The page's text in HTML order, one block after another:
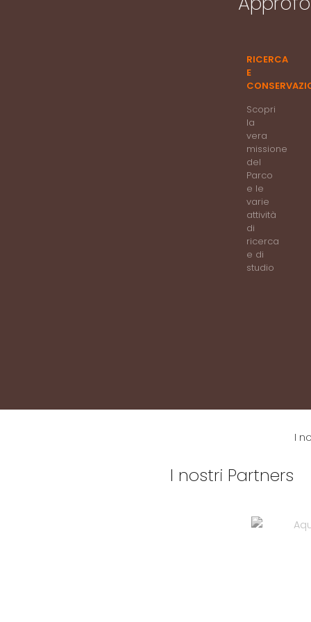
RICERCA
E
Scopri
la
vera
missione
del
Parco
e le
varie
attività
di
ricerca
e di
studio
I
I nostri Partners